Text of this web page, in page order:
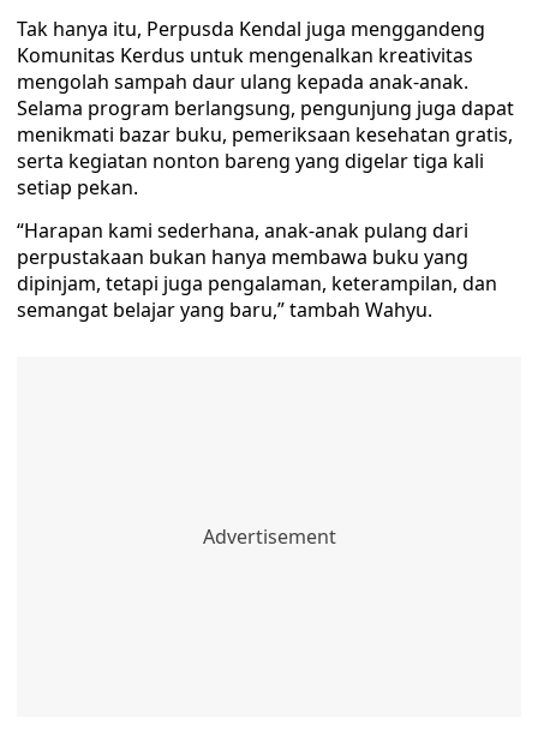
Tak hanya itu, Perpusda Kendal juga menggandeng
Komunitas Kerdus untuk mengenalkan kreativitas
mengolah sampah daur ulang kepada anak-anak.
Selama program berlangsung, pengunjung juga dapat
menikmati bazar buku, pemeriksaan kesehatan gratis,
serta kegiatan nonton bareng yang digelar tiga kali
setiap pekan.
“Harapan kami sederhana, anak-anak pulang dari
perpustakaan bukan hanya membawa buku yang
dipinjam, tetapi juga pengalaman, keterampilan, dan
semangat belajar yang baru,” tambah Wahyu.